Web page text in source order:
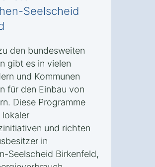
Seelscheid
den bundesweiten
gibt es in vielen
und Kommunen
für den Einbau von
Diese Programme
lokaler
und richten
in
Seelscheid Birkenfeld,